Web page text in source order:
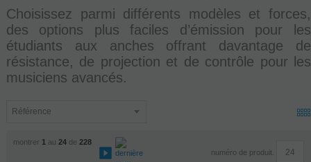
Choisissez parmi différents modèles et forces,
des options plus faciles d’émission pour les
étudiants aux anches offrant davantage de
résistance, de projection et de contrôle pour les
musiciens avancés.
montrer 1 au 24de 228
numéro de produit.